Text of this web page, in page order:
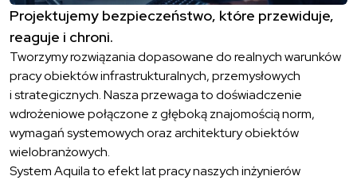
Projektujemy bezpieczeństwo, które przewiduje,
reaguje i chroni.
Tworzymy rozwiązania dopasowane do realnych warunków
pracy obiektów infrastrukturalnych, przemysłowych
i strategicznych. Nasza przewaga to doświadczenie
wdrożeniowe połączone z głęboką znajomością norm,
wymagań systemowych oraz architektury obiektów
wielobranżowych.
System Aquila to efekt lat pracy naszych inżynierów